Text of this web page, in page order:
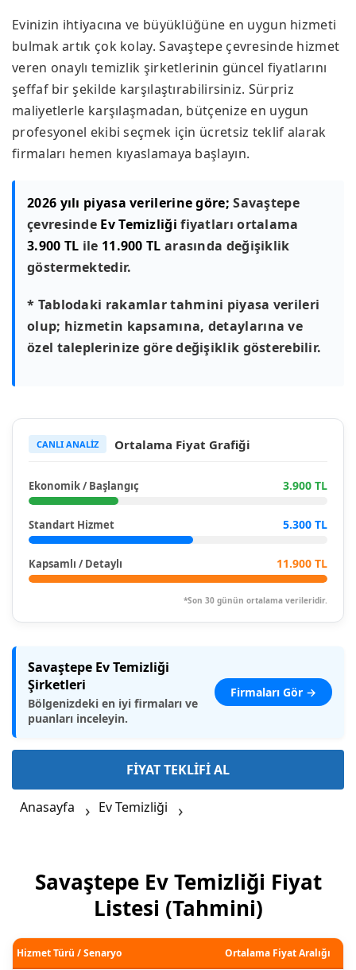
Evinizin ihtiyacına ve büyüklüğüne en uygun hizmeti
bulmak artık çok kolay. Savaştepe çevresinde hizmet
veren onaylı temizlik şirketlerinin güncel fiyatlarını
şeffaf bir şekilde karşılaştırabilirsiniz. Sürpriz
maliyetlerle karşılaşmadan, bütçenize en uygun
profesyonel ekibi seçmek için ücretsiz teklif alarak
firmaları hemen kıyaslamaya başlayın.
2026 yılı piyasa verilerine göre; Savaştepe
çevresinde Ev Temizliği fiyatları ortalama
3.900 TL ile 11.900 TL arasında değişiklik
göstermektedir.
* Tablodaki rakamlar tahmini piyasa verileri
olup; hizmetin kapsamına, detaylarına ve
özel taleplerinize göre değişiklik gösterebilir.
CANLI ANALİZ Ortalama Fiyat Grafiği
Ekonomik / Başlangıç 3.900 TL
Standart Hizmet 5.300 TL
Kapsamlı / Detaylı 11.900 TL
*Son 30 günün ortalama verileridir.
Savaştepe Ev Temizliği
Şirketleri
Bölgenizdeki en iyi firmaları ve
puanları inceleyin.
Firmaları Gör →
FİYAT TEKLİFİ AL
Anasayfa Ev Temizliği
Savaştepe Ev Temizliği Fiyat
Listesi (Tahmini)
Hizmet Türü / Senaryo Ortalama Fiyat Aralığı